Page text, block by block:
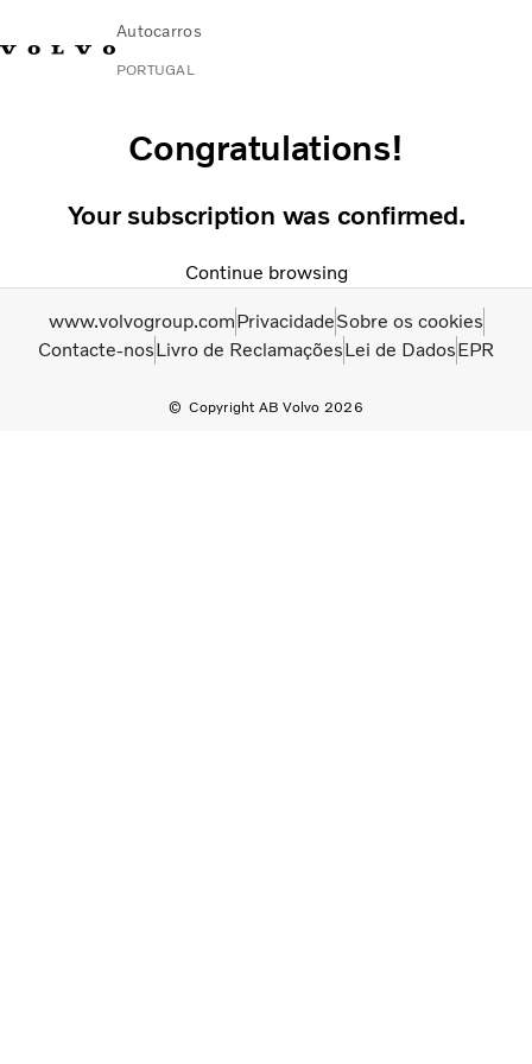
Autocarros
PORTUGAL
Urbanos e intercidades
Autocarros de turismo
Porquê a Volvo?
Notícias E Histórias
Contacto
Congratulations!
Your subscription was confirmed.
Continue browsing
Copyright AB Volvo 2026
www.volvogroup.comPrivacidadeSobre os cookies
Contacte-nosLivro de ReclamaçõesLei de DadosEPR